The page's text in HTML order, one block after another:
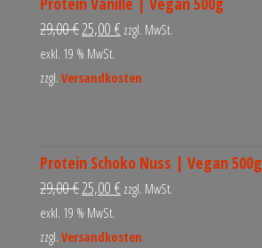
29,00€25,00 € zzgl. MwSt.
exkl. 19 % MwSt.
zzgl. Versandkosten
Protein Schoko Nuss | Vegan 500g
29,00€25,00 € zzgl. MwSt.
exkl. 19 % MwSt.
zzgl. Versandkosten